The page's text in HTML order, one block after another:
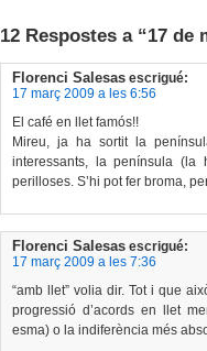
12 Respostes a “17 de
Florenci Salesas escrigué:
17 març 2009 a les 6:56
El café en llet famós!!
Mireu, ja ha sortit la
interessants, la península (la
perilloses. S’hi pot fer broma,
Florenci Salesas escrigué:
17 març 2009 a les 7:36
“amb llet” volia dir. Tot i que
progressió d’acords en llet
esma) o la indiferència més